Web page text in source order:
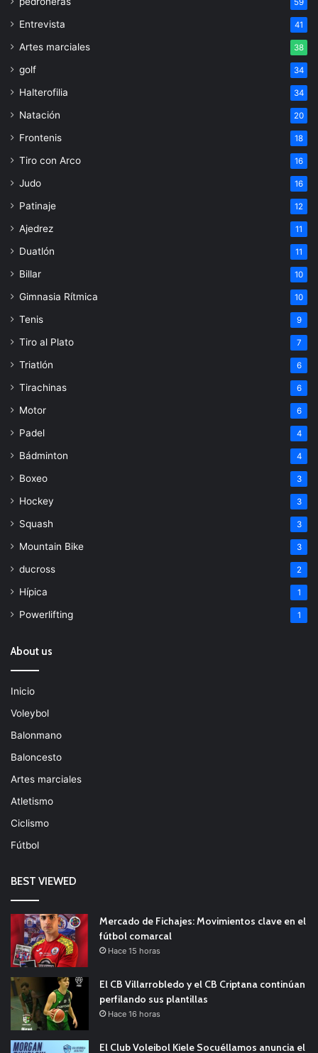
Entrevista 41
Artes marciales 38
golf 34
Halterofilia 34
Natación 20
Frontenis 18
Tiro con Arco 16
Judo 16
Patinaje 12
Ajedrez 11
Duatlón 11
Billar 10
Gimnasia Rítmica 10
Tenis 9
Tiro al Plato 7
Triatlón 6
Tirachinas 6
Motor 6
Padel 4
Bádminton 4
Boxeo 3
Hockey 3
Squash 3
Mountain Bike 3
ducross 2
Hípica 1
Powerlifting 1
About us
Inicio
Voleybol
Balonmano
Baloncesto
Artes marciales
Atletismo
Ciclismo
Fútbol
BEST VIEWED
Mercado de Fichajes: Movimientos clave en el
fútbol comarcal
Hace 15 horas
El CB Villarrobledo y el CB Criptana continúan
perfilando sus plantillas
Hace 16 horas
El Club Voleibol Kiele Socuéllamos anuncia el